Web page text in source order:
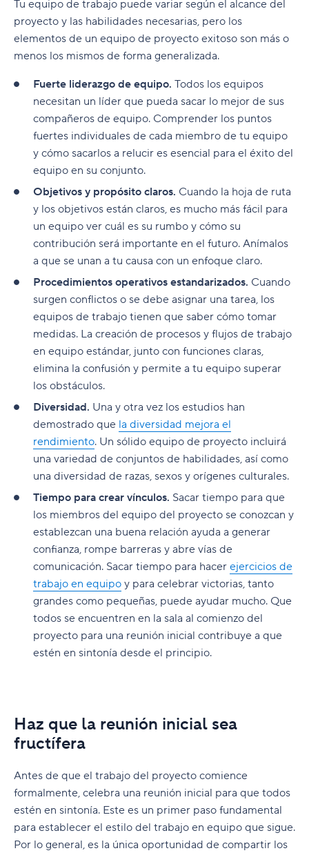
Tu equipo de trabajo puede variar según el alcance del
proyecto y las habilidades necesarias, pero los
elementos de un equipo de proyecto exitoso son más o
menos los mismos de forma generalizada.
Fuerte liderazgo de equipo. Todos los equipos
necesitan un líder que pueda sacar lo mejor de sus
compañeros de equipo. Comprender los puntos
fuertes individuales de cada miembro de tu equipo
y cómo sacarlos a relucir es esencial para el éxito del
equipo en su conjunto.
Objetivos y propósito claros. Cuando la hoja de ruta
y los objetivos están claros, es mucho más fácil para
un equipo ver cuál es su rumbo y cómo su
contribución será importante en el futuro. Anímalos
a que se unan a tu causa con un enfoque claro.
Procedimientos operativos estandarizados. Cuando
surgen conflictos o se debe asignar una tarea, los
equipos de trabajo tienen que saber cómo tomar
medidas. La creación de procesos y flujos de trabajo
en equipo estándar, junto con funciones claras,
elimina la confusión y permite a tu equipo superar
los obstáculos.
Diversidad. Una y otra vez los estudios han
demostrado que la diversidad mejora el
rendimiento. Un sólido equipo de proyecto incluirá
una variedad de conjuntos de habilidades, así como
una diversidad de razas, sexos y orígenes culturales.
Tiempo para crear vínculos. Sacar tiempo para que
los miembros del equipo del proyecto se conozcan y
establezcan una buena relación ayuda a generar
confianza, rompe barreras y abre vías de
comunicación. Sacar tiempo para hacer ejercicios de
trabajo en equipo y para celebrar victorias, tanto
grandes como pequeñas, puede ayudar mucho. Que
todos se encuentren en la sala al comienzo del
proyecto para una reunión inicial contribuye a que
estén en sintonía desde el principio.
Haz que la reunión inicial sea
fructífera
Antes de que el trabajo del proyecto comience
formalmente, celebra una reunión inicial para que todos
estén en sintonía. Este es un primer paso fundamental
para establecer el estilo del trabajo en equipo que sigue.
Por lo general, es la única oportunidad de compartir los